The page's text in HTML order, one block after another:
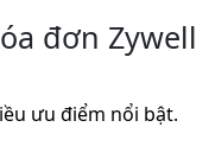
đơn Zywell
ưu điểm nổi bật.